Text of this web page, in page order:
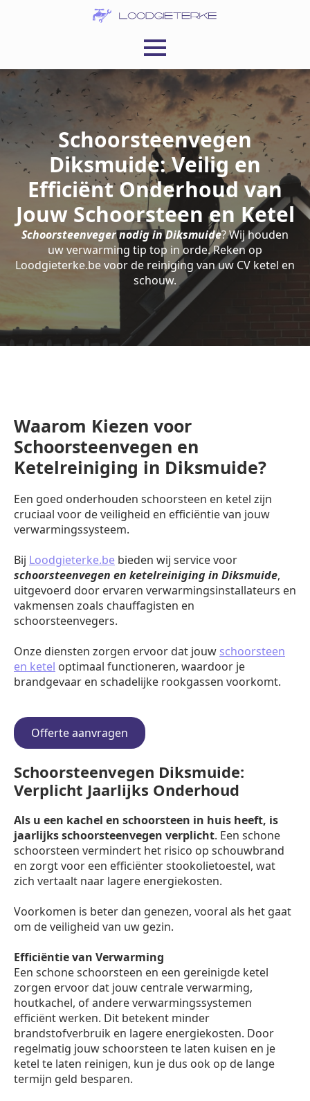
Schoorsteenvegen
Diksmuide: Veilig en
Efficiënt Onderhoud van
Jouw Schoorsteen en Ketel
Schoorsteenveger nodig in Diksmuide? Wij houden
uw verwarming tip top in orde. Reken op
Loodgieterke.be voor de reiniging van uw CV ketel en
schouw.
Waarom Kiezen voor
Schoorsteenvegen en
Ketelreiniging in Diksmuide?
Een goed onderhouden schoorsteen en ketel zijn
cruciaal voor de veiligheid en efficiëntie van jouw
verwarmingssysteem.
Bij Loodgieterke.be bieden wij service voor
schoorsteenvegen en ketelreiniging in Diksmuide,
uitgevoerd door ervaren verwarmingsinstallateurs en
vakmensen zoals chauffagisten en
schoorsteenvegers.
Onze diensten zorgen ervoor dat jouw schoorsteen
en ketel optimaal functioneren, waardoor je
brandgevaar en schadelijke rookgassen voorkomt.
Offerte aanvragen
Schoorsteenvegen Diksmuide:
Verplicht Jaarlijks Onderhoud
Als u een kachel en schoorsteen in huis heeft, is
jaarlijks schoorsteenvegen verplicht. Een schone
schoorsteen vermindert het risico op schouwbrand
en zorgt voor een efficiënter stookolietoestel, wat
zich vertaalt naar lagere energiekosten.
Voorkomen is beter dan genezen, vooral als het gaat
om de veiligheid van uw gezin.
Efficiëntie van Verwarming
Een schone schoorsteen en een gereinigde ketel
zorgen ervoor dat jouw centrale verwarming,
houtkachel, of andere verwarmingssystemen
efficiënt werken. Dit betekent minder
brandstofverbruik en lagere energiekosten. Door
regelmatig jouw schoorsteen te laten kuisen en je
ketel te laten reinigen, kun je dus ook op de lange
termijn geld besparen.